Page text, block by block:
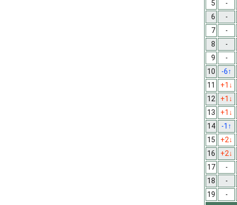
5
-
6
-
7
-
8
-
9
-
10
-6↑
11
+1 ↓
12
+1 ↓
13
+1 ↓
14
-1 ↑
15
+2↓
16
+2↓
17
-
18
-
19
-